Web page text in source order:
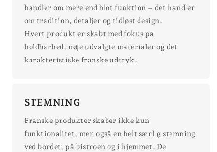
handler om mere end blot funktion – det handler
om tradition, detaljer og tidløst design.
Hvert produkt er skabt med fokus på
holdbarhed, nøje udvalgte materialer og det
karakteristiske franske udtryk.
STEMNING
Franske produkter skaber ikke kun
funktionalitet, men også en helt særlig stemning
ved bordet, på bistroen og i hjemmet. De